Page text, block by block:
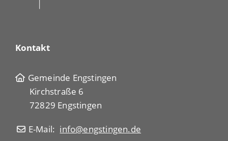
Kontakt
Gemeinde Engstingen
Kirchstraße 6
72829 Engstingen
E-Mail: info@engstingen.de